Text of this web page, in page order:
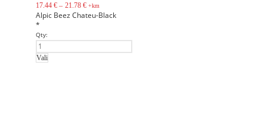
17.44€ – 21.78 € +km
Alpic Beez Chateu-Black
*
Qty:
Vali